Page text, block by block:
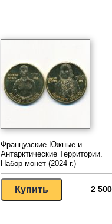
Французские Южные и
Антарктические Территории.
Набор монет (2024 г.)
2